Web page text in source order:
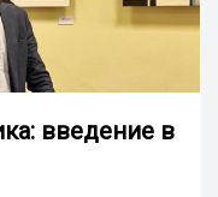
введение в